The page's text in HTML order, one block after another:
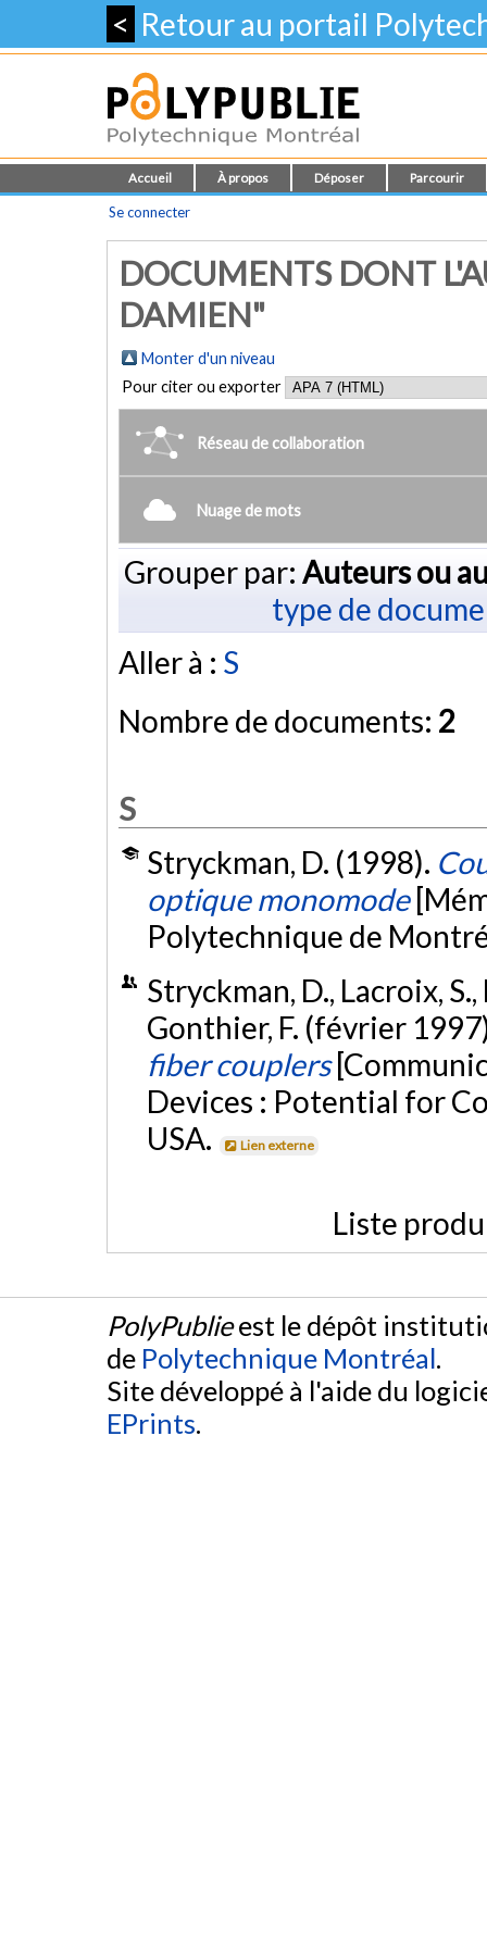
< Retour au portail
Accueil À propos Déposer Parcourir
Se connecter
DOCUMENTS DONT
DAMIEN"
Monter d'un niveau
Pour citer ou exporter
Réseau de collaboration
Nuage de mots
Grouper par: Auteurs ou
type de
Aller à : S
Nombre de documents: 2
S
Stryckman, D. (1998).
optique monomode
Polytechnique de
Stryckman, D., Lacroix,
Gonthier, F. (février
fiber couplers
Devices : Potential for
USA.
Lien externe
Liste
PolyPublieest le dépôt
de Polytechnique Montréal.
Site développé à l'aide du
EPrints.